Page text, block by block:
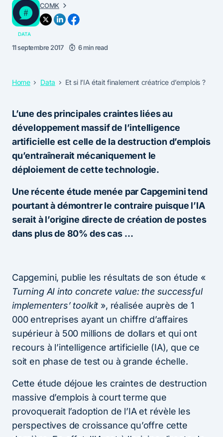
COMK
DATA
11 septembre 2017 6 min read
Home Data Et si l’IA était finalement créatrice d’emplois ?
L’une des principales craintes liées au
développement massif de l’intelligence
artificielle est celle de la destruction d’emplois
qu’entraînerait mécaniquement le
déploiement de cette technologie.
Une récente étude menée par Capgemini tend
pourtant à démontrer le contraire puisque l’IA
serait à l’origine directe de création de postes
dans plus de 80% des cas …
Capgemini, publie les résultats de son étude «
Turning AI into concrete value: the successful
implementers’ toolkit », réalisée auprès de 1
000 entreprises ayant un chiffre d’affaires
supérieur à 500 millions de dollars et qui ont
recours à l’intelligence artificielle (IA), que ce
soit en phase de test ou à grande échelle.
Cette étude déjoue les craintes de destruction
massive d’emplois à court terme que
provoquerait l’adoption de l’IA et révèle les
perspectives de croissance qu’offre cette